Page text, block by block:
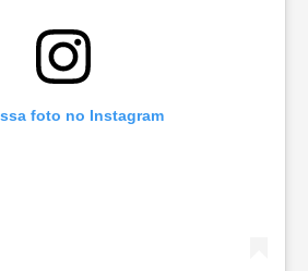
foto no Instagram